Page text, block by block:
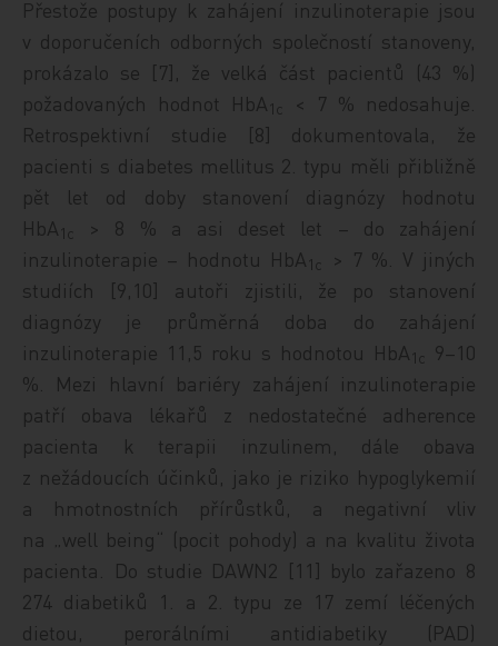
Přestože postupy k zahájení inzulinoterapie jsou
v doporučeních odborných společností stanoveny,
prokázalo se [7], že velká část pacientů (43 %)
požadovaných hodnot HbA 1c
< 7 % nedosahuje.
Retrospektivní studie [8] dokumentovala, že
pacienti s diabetes mellitus 2. typu měli přibližně
pět let od doby stanovení diagnózy hodnotu
HbA 1c
> 8 % a asi deset let – do zahájení
inzulinoterapie – hodnotu HbA 1c
> 7 %. V jiných
studiích [9,10] autoři zjistili, že po stanovení
diagnózy je průměrná doba do zahájení
inzulinoterapie 11,5 roku s hodnotou HbA 1c
9–10
%. Mezi hlavní bariéry zahájení inzulinoterapie
patří obava lékařů z nedostatečné adherence
pacienta k terapii inzulinem, dále obava
z nežádoucích účinků, jako je riziko hypoglykemií
a hmotnostních přírůstků, a negativní vliv
na „well being“ (pocit pohody) a na kvalitu života
pacienta. Do studie DAWN2 [11] bylo zařazeno 8
274 diabetiků 1. a 2. typu ze 17 zemí léčených
dietou, perorálními antidiabetiky (PAD)